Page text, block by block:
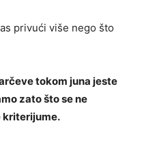
privući više nego što
tokom juna jeste
zato što se ne
kriterijume.